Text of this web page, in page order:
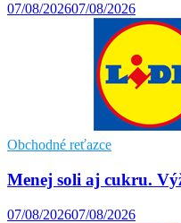
07/08/202607/08/2026
Obchodné reťazce
Menej soli aj cukru.
07/08/202607/08/2026